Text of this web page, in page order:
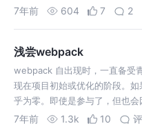
7年前 604 7 2
浅尝webpack
webpack 自出现时，一直备受
现在项目初始或优化的阶段。
乎为零。即使是参与了，但也
草了事。 纵观网上的 webpack
7年前 1.3k 10